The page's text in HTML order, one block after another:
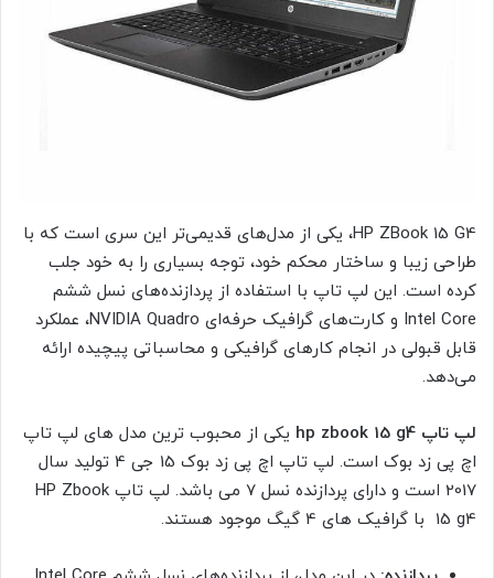
HP ZBook 15 G4، یکی از مدل‌های قدیمی‌تر این سری است که با
طراحی زیبا و ساختار محکم خود، توجه بسیاری را به خود جلب
کرده است. این لپ تاپ با استفاده از پردازنده‌های نسل ششم
Intel Core و کارت‌های گرافیک حرفه‌ای NVIDIA Quadro، عملکرد
قابل قبولی در انجام کارهای گرافیکی و محاسباتی پیچیده ارائه
می‌دهد.
لپ تاپ hp zbook 15 g4
یکی از محبوب ترین مدل های لپ تاپ
اچ پی زد بوک است. لپ تاپ اچ پی زد بوک 15 جی 4 تولید سال
2017 است و دارای پردازنده نسل 7 می باشد. لپ تاپ HP Zbook
15 g4 با گرافیک های 4 گیگ موجود هستند.